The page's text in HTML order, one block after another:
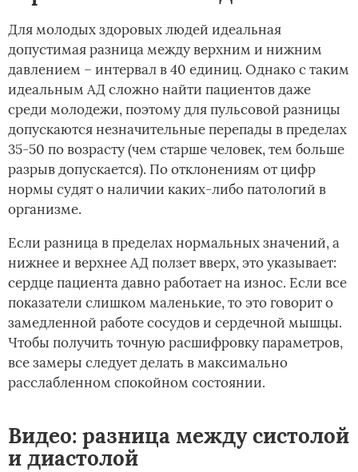
Для молодых здоровых людей идеальная
допустимая разница между верхним и нижним
давлением – интервал в 40 единиц. Однако с таким
идеальным АД сложно найти пациентов даже
среди молодежи, поэтому для пульсовой разницы
допускаются незначительные перепады в пределах
35-50 по возрасту (чем старше человек, тем больше
разрыв допускается). По отклонениям от цифр
нормы судят о наличии каких-либо патологий в
организме.
Если разница в пределах нормальных значений, а
нижнее и верхнее АД ползет вверх, это указывает:
сердце пациента давно работает на износ. Если все
показатели слишком маленькие, то это говорит о
замедленной работе сосудов и сердечной мышцы.
Чтобы получить точную расшифровку параметров,
все замеры следует делать в максимально
расслабленном спокойном состоянии.
Видео: разница между систолой
и диастолой